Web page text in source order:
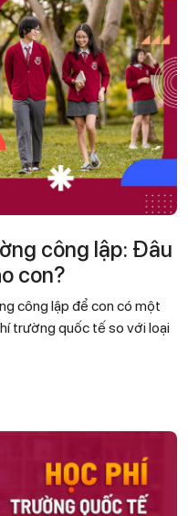
công lập: Đâu
con?
công lập để con có một
trường quốc tế so với loại